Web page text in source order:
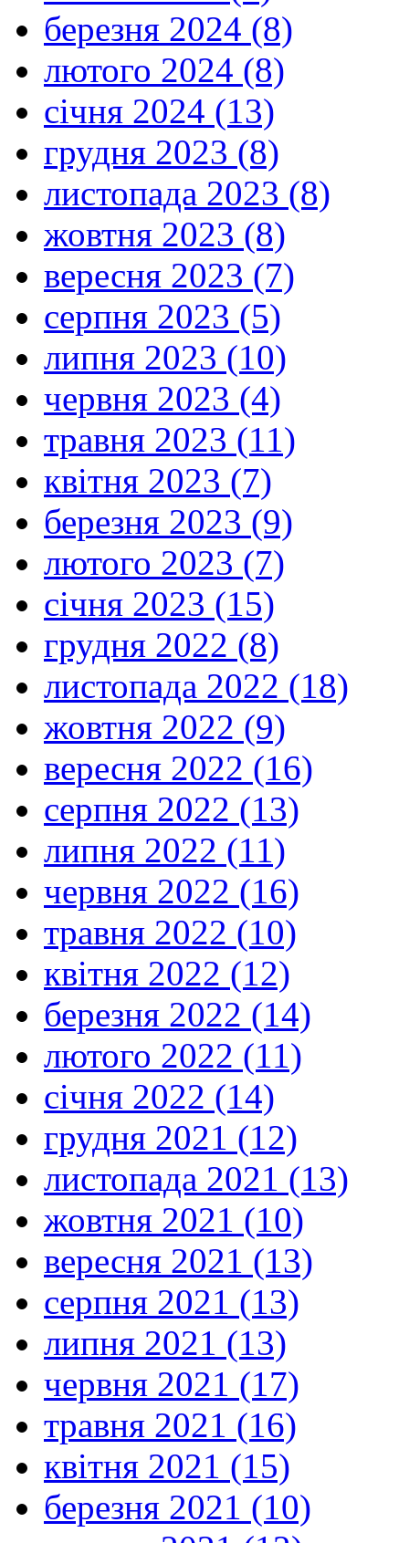
березня 2024 (8)
лютого 2024 (8)
січня 2024 (13)
грудня 2023 (8)
листопада 2023 (8)
жовтня 2023 (8)
вересня 2023 (7)
серпня 2023 (5)
липня 2023 (10)
червня 2023 (4)
травня 2023 (11)
квітня 2023 (7)
березня 2023 (9)
лютого 2023 (7)
січня 2023 (15)
грудня 2022 (8)
листопада 2022 (18)
жовтня 2022 (9)
вересня 2022 (16)
серпня 2022 (13)
липня 2022 (11)
червня 2022 (16)
травня 2022 (10)
квітня 2022 (12)
березня 2022 (14)
лютого 2022 (11)
січня 2022 (14)
грудня 2021 (12)
листопада 2021 (13)
жовтня 2021 (10)
вересня 2021 (13)
серпня 2021 (13)
липня 2021 (13)
червня 2021 (17)
травня 2021 (16)
квітня 2021 (15)
березня 2021 (10)